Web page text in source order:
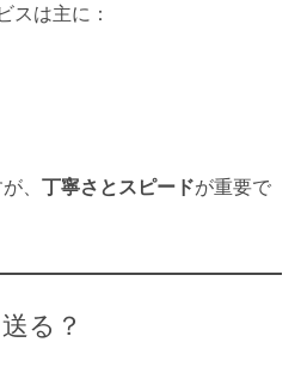
スは主に：
、 丁寧さとスピードが重要で
る？